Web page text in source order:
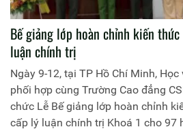
Bế giảng lớp hoàn chỉnh kiến
luận chính trị
Ngày 9-12, tại TP Hồ Chí Minh,
phối hợp cùng Trường Cao đẳng
chức Lễ Bế giảng lớp hoàn chỉnh
cấp lý luận chính trị Khoá 1 cho 97